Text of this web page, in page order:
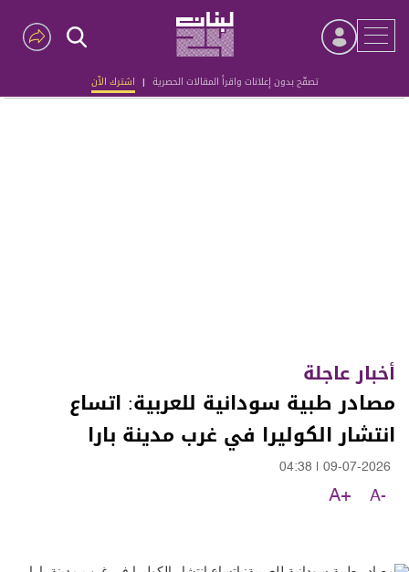
تصفّح بدون إعلانات واقرأ المقالات الحصرية | اشترك الآن
Advertisement
أخبار عاجلة
مصادر طبية سودانية للعربية: اتساع
انتشار الكوليرا في غرب مدينة بارا
09-07-2026
04:38
A-
A+